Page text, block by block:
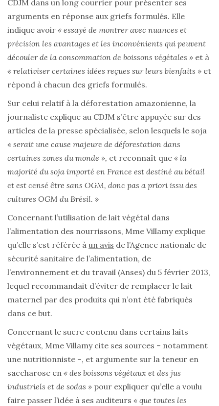
CDJM dans un long courrier pour présenter ses
arguments en réponse aux griefs formulés. Elle
indique avoir « essayé de montrer avec nuances et
précision les avantages et les inconvénients qui peuvent
découler de la consommation de boissons végétales » et à
« relativiser certaines idées reçues sur leurs bienfaits » et
répond à chacun des griefs formulés.
Sur celui relatif à la déforestation amazonienne, la
journaliste explique au CDJM s’être appuyée sur des
articles de la presse spécialisée, selon lesquels le soja
« serait une cause majeure de déforestation dans
certaines zones du monde », et reconnaît que « la
majorité du soja importé en France est destiné au bétail
et est censé être sans OGM, donc pas a priori issu des
cultures OGM du Brésil. »
Concernant l’utilisation de lait végétal dans
l’alimentation des nourrissons, Mme Villamy explique
qu’elle s’est référée à un avis de l’Agence nationale de
sécurité sanitaire de l’alimentation, de
l’environnement et du travail (Anses) du 5 février 2013,
lequel recommandait d’éviter de remplacer le lait
maternel par des produits qui n’ont été fabriqués
dans ce but.
Concernant le sucre contenu dans certains laits
végétaux, Mme Villamy cite ses sources – notamment
une nutritionniste –, et argumente sur la teneur en
saccharose en « des boissons végétaux et des jus
industriels et de sodas » pour expliquer qu’elle a voulu
faire passer l’idée à ses auditeurs « que toutes les